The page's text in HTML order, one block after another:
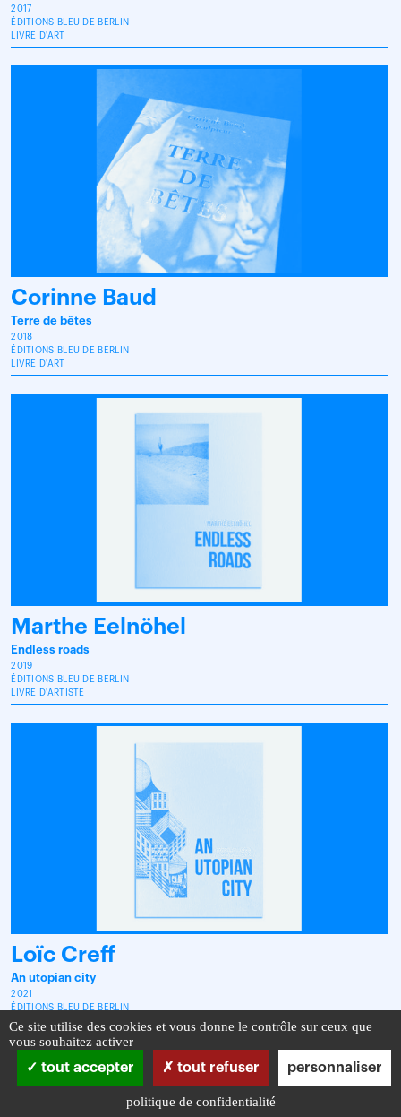
2017
ÉDITIONS BLEU DE BERLIN
LIVRE D'ART
Corinne Baud
Terre de bêtes
2018
ÉDITIONS BLEU DE BERLIN
LIVRE D'ART
Marthe Eelnöhel
Endless roads
2019
ÉDITIONS BLEU DE BERLIN
LIVRE D'ARTISTE
Loïc Creff
An utopian city
2021
ÉDITIONS BLEU DE BERLIN
LIVRE D'ARTISTE
Ce site utilise des cookies et vous donne le contrôle sur ceux que
vous souhaitez activer
tout accepter
tout refuser personnaliser
politique de confidentialité